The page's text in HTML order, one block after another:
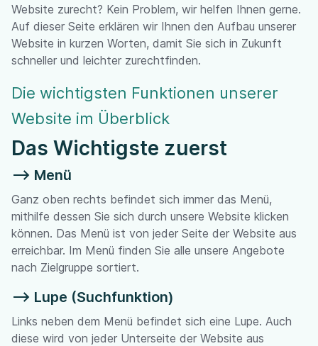
Website zurecht? Kein Problem, wir helfen Ihnen gerne.
Auf dieser Seite erklären wir Ihnen den Aufbau unserer
Website in kurzen Worten, damit Sie sich in Zukunft
schneller und leichter zurechtfinden.
Die wichtigsten Funktionen unserer
Website im Überblick
Das Wichtigste zuerst
--> Menü
Ganz oben rechts befindet sich immer das Menü,
mithilfe dessen Sie sich durch unsere Website klicken
können. Das Menü ist von jeder Seite der Website aus
erreichbar. Im Menü finden Sie alle unsere Angebote
nach Zielgruppe sortiert.
--> Lupe (Suchfunktion)
Links neben dem Menü befindet sich eine Lupe. Auch
diese wird von jeder Unterseite der Website aus